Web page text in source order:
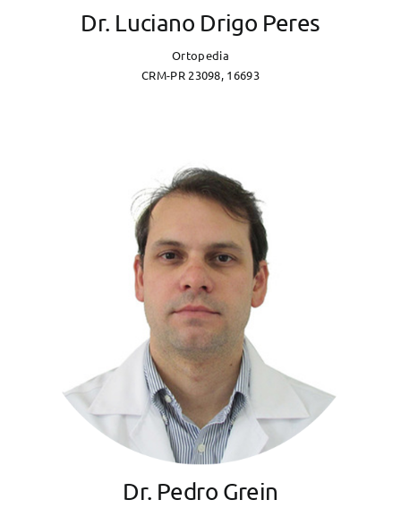
Dr. Luciano Drigo Peres
Ortopedia
CRM-PR 23098, 16693
Dr. Pedro Grein